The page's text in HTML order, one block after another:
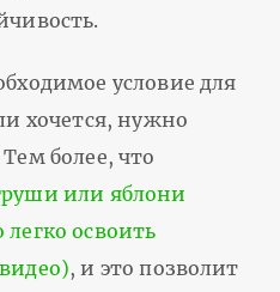
условие для
хочется, нужно
более, что
или яблони
легко освоить
, и это позволит